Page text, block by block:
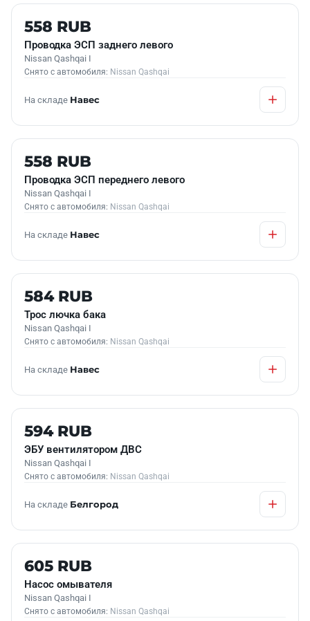
Б/У В НАЛИЧИИ
558 RUB
Проводка ЭСП заднего левого
Nissan Qashqai I
Снято с автомобиля: Nissan Qashqai
На складе Навес
Б/У В НАЛИЧИИ
558 RUB
Проводка ЭСП переднего левого
Nissan Qashqai I
Снято с автомобиля: Nissan Qashqai
На складе Навес
Б/У В НАЛИЧИИ
584 RUB
Трос лючка бака
Nissan Qashqai I
Снято с автомобиля: Nissan Qashqai
На складе Навес
Б/У В НАЛИЧИИ
594 RUB
ЭБУ вентилятором ДВС
Nissan Qashqai I
Снято с автомобиля: Nissan Qashqai
На складе Белгород
Б/У В НАЛИЧИИ
605 RUB
Насос омывателя
Nissan Qashqai I
Снято с автомобиля: Nissan Qashqai